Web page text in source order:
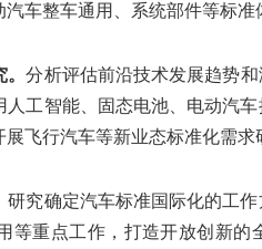
车整车通用、系统部件等标准
。分析评估前沿技术发展趋势
工智能、固态电池、电动汽
飞行汽车等新业态标准化需求
研究确定汽车标准国际化的工
等重点工作，打造开放创新的